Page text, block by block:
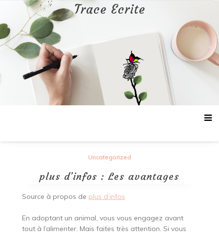
contenu
Trace Ecrite
Uncategorized
plus d’infos : Les avantages
Source à propos de plus d’infos
En adoptant un animal, vous vous engagez avant
tout à l’alimenter. Mais faites très attention. Si vous